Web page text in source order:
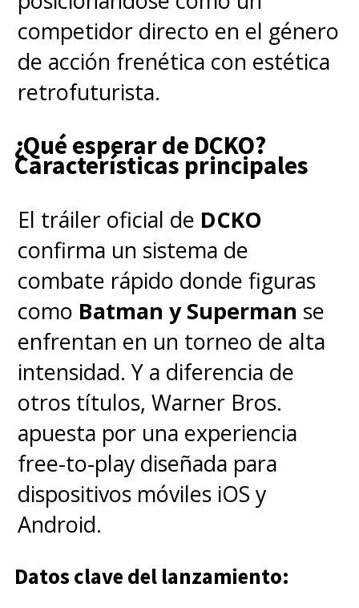
Al desarrollarse dentro del
nuevo DCU, conectando
animación, cine y televisión,
GrillocomoRick Flag Sr.
personaje clave de la serie
animada Creature Commandos
que dio el vamos al DCU
también tendrá un rol
importante en la película
deSuperman
Gunn se encargó de dirigir y
escribir todos los episodios de
la segunda temporada
dePeacemaker en Max, la
cual fue confirmada en febrero
estrenarse el final del primer
competidor directo en el género
de acción frenética con estética
retrofuturista.
¿Qué esperar de DCKO?
Características principales
El tráiler oficial de DCKO
confirma un sistema de
combate rápido donde figuras
como Batman y Superman se
enfrentan en un torneo de alta
intensidad. Y a diferencia de
otros títulos, Warner Bros.
apuesta por una experiencia
free-to-play diseñada para
dispositivos móviles iOS y
Android.
Datos clave del lanzamiento: